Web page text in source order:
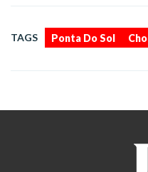
TAGS Ponta Do Sol